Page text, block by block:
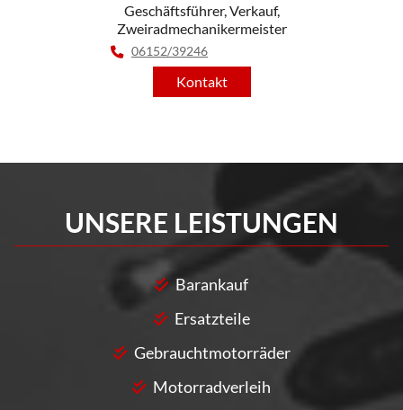
Geschäftsführer, Verkauf,
Zweiradmechanikermeister
06152/39246
Kontakt
UNSERE LEISTUNGEN
Barankauf
Ersatzteile
Gebrauchtmotorräder
Motorradverleih